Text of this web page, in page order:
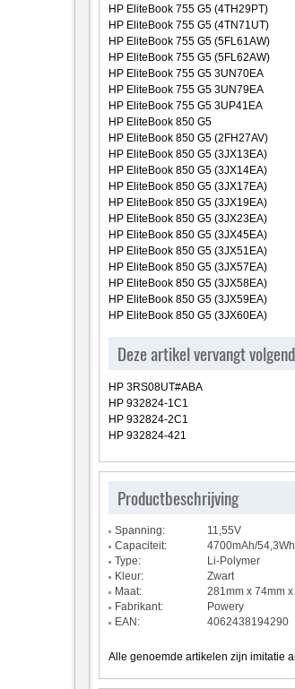
HP EliteBook 755 G5 (4TH29PT)
HP EliteBook 755 G5 (4TN71UT)
HP EliteBook 755 G5 (5FL61AW)
HP EliteBook 755 G5 (5FL62AW)
HP EliteBook 755 G5 3UN70EA
HP EliteBook 755 G5 3UN79EA
HP EliteBook 755 G5 3UP41EA
HP EliteBook 850 G5
HP EliteBook 850 G5 (2FH27AV)
HP EliteBook 850 G5 (3JX13EA)
HP EliteBook 850 G5 (3JX14EA)
HP EliteBook 850 G5 (3JX17EA)
HP EliteBook 850 G5 (3JX19EA)
HP EliteBook 850 G5 (3JX23EA)
HP EliteBook 850 G5 (3JX45EA)
HP EliteBook 850 G5 (3JX51EA)
HP EliteBook 850 G5 (3JX57EA)
HP EliteBook 850 G5 (3JX58EA)
HP EliteBook 850 G5 (3JX59EA)
HP EliteBook 850 G5 (3JX60EA)
Deze artikel vervangt
HP 3RS08UT#ABA
HP 932824-1C1
HP 932824-2C1
HP 932824-421
Productbeschrijving
Spanning:
11,55V
Capaciteit:
4700mAh/54,3Wh
Type:
Li-Polymer
Kleur:
Zwart
Maat:
281mm x 74mm
Fabrikant:
Powery
EAN:
4062438194290
Alle genoemde artikelen zijn imitatie